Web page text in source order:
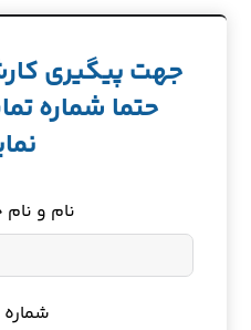
جهت پیگیری
حتما شماره
نام و